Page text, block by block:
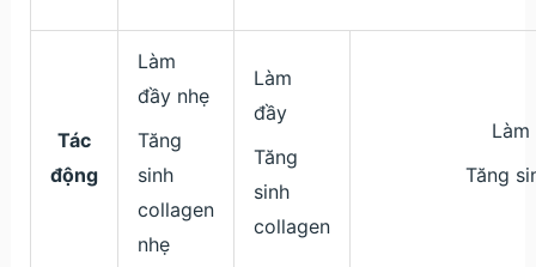
Tác
động
Làm
đầy nhẹ
Tăng
sinh
collagen
nhẹ
Làm
đầy
Tăng
sinh
collagen
Tăng